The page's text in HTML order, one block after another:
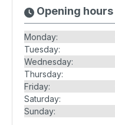
Opening hours
Monday:
Tuesday:
Wednesday:
Thursday:
Friday:
Saturday:
Sunday: